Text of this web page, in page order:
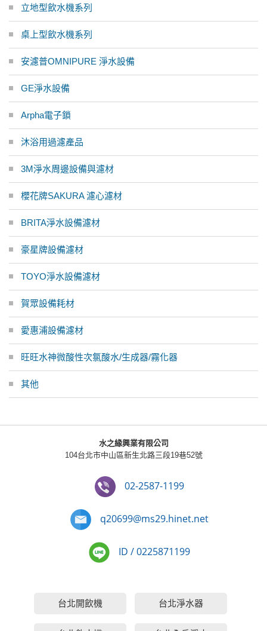
立地型飲水機系列
桌上型飲水機系列
安濾普OMNIPURE 淨水設備
GE淨水設備
Arpha電子鎖
沐浴用過濾產品
3M淨水周邊設備與濾材
櫻花牌SAKURA 濾心濾材
BRITA淨水設備濾材
豪星牌設備濾材
TOYO淨水設備濾材
賀眾設備耗材
愛惠浦設備濾材
旺旺水神微酸性次氯酸水/生成器/霧化器
其他
水之緣興業有限公司
104台北市中山區新生北路三段19巷52號
02-2587-1199
q20699@ms29.hinet.net
ID / 0225871199
台北開飲機 台北淨水器